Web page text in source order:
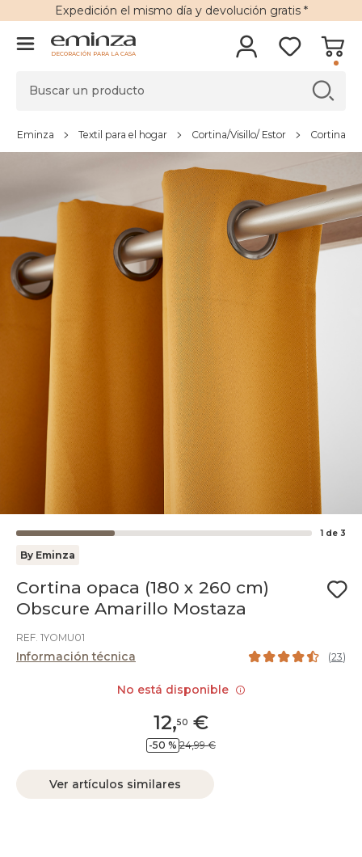
Expedición el mismo día y devolución gratis*
DECORACIÓN PARA LA CASA
Eminza Textil para el hogar Cortina/Visillo/ Estor Cortina
1 de 3
By Eminza
Cortina opaca (180 x 260 cm)
Obscure Amarillo Mostaza
REF. 1YOMU01
Información técnica (23)
12,50 €
-50 % 24,99 €
Ver artículos similares